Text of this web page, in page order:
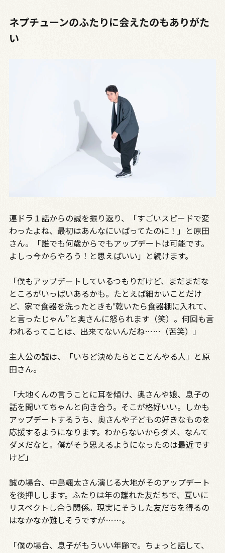
ネプチューンのふたりに会えたのもありがた
い
連ドラ１話からの誠を振り返り、「すごいスピードで変
わったよね、最初はあんなにいばってたのに！」と原田
さん。「誰でも何歳からでもアップデートは可能です。
よしっ今からやろう！と思えばいい」と続けます。
「僕もアップデートしているつもりだけど、まだまだな
ところがいっぱいあるかも。たとえば細かいことだけ
ど、家で食器を洗ったときも‟乾いたら食器棚に入れて、
と言ったじゃん”と奥さんに怒られます（笑）。何回も言
われるってことは、出来てないんだね……（苦笑）」
主人公の誠は、「いちど決めたらとことんやる人」と原
田さん。
「大地くんの言うことに耳を傾け、奥さんや娘、息子の
話を聞いてちゃんと向き合う。そこが格好いい。しかも
アップデートするうち、奥さんや子どもの好きなものを
応援するようになります。わからないからダメ、なんて
ダメだなと。僕がそう思えるようになったのは最近です
けど」
誠の場合、中島颯太さん演じる大地がそのアップデート
を後押しします。ふたりは年の離れた友だちで、互いに
リスペクトし合う関係。現実にそうした友だちを得るの
はなかなか難しそうですが……。
「僕の場合、息子がもういい年齢で。ちょっと話して、